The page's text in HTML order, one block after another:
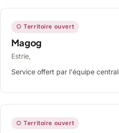
○ Territoire ouvert
Magog
Estrie,
Service offert par l'équipe
○ Territoire ouvert